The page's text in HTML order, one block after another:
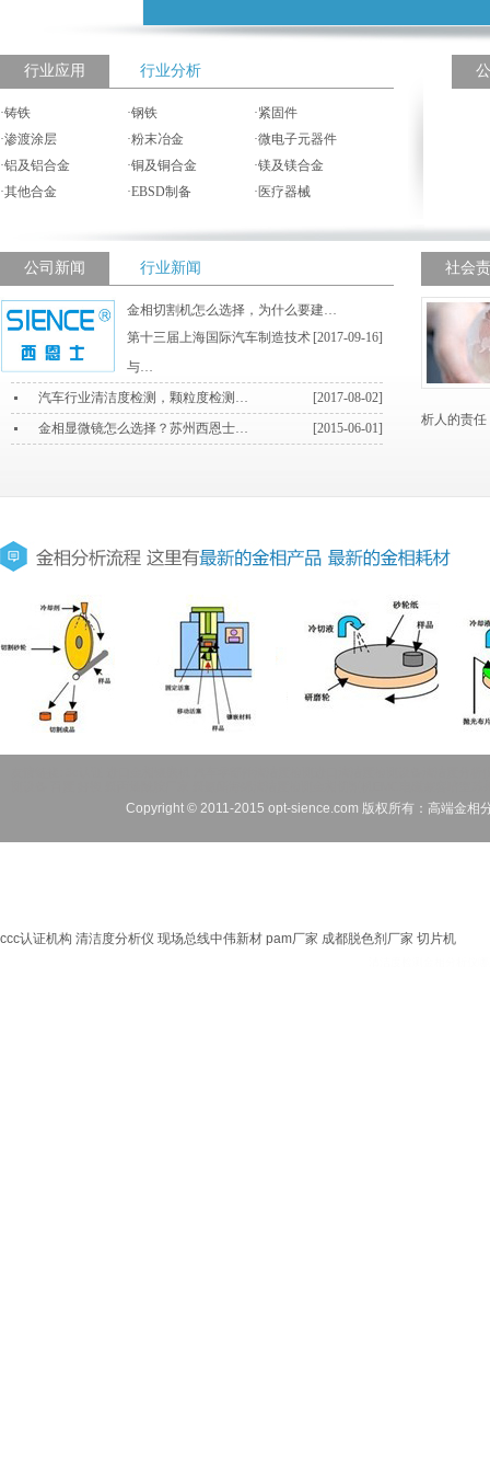
行业应用 行业分析
·铸铁 ·钢铁 ·紧固件
·渗渡涂层 ·粉末冶金 ·微电子元器件
·铝及铝合金 ·铜及铜合金 ·镁及镁合金
·其他合金 ·EBSD制备 · 医疗器械
公司新闻 行业新闻
金相切割机怎么选择，为什么要建…
[2017-09-16]
第十三届上海国际汽车制造技术
与…
[2017-08-02]
汽车行业清洁度检测，颗粒度检测…
[2015-06-01]
金相显微镜怎么选择？苏州西恩士…
社会
析人的责
Copyright © 2011-2015 opt-sience.com 版权所有：高端金相
ccc认证机构 清洁度分析仪 现场总线中伟新材 pam厂家 成都脱色剂厂家 切片机